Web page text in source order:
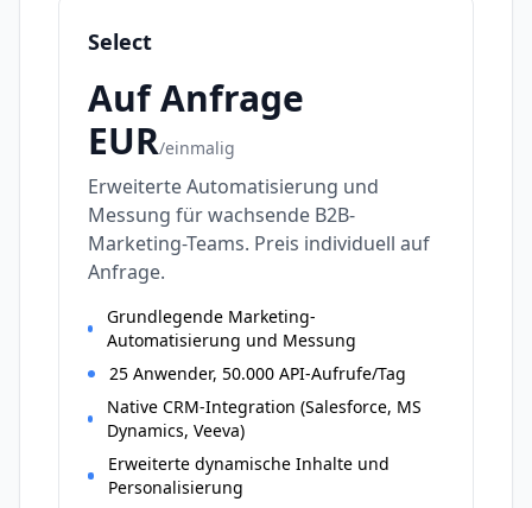
Select
Auf Anfrage
EUR/einmalig
Erweiterte Automatisierung und
Messung für wachsende B2B-
Marketing-Teams. Preis individuell auf
Anfrage.
Grundlegende Marketing-
Automatisierung und Messung
25 Anwender, 50.000 API-Aufrufe/Tag
Native CRM-Integration (Salesforce, MS
Dynamics, Veeva)
Erweiterte dynamische Inhalte und
Personalisierung